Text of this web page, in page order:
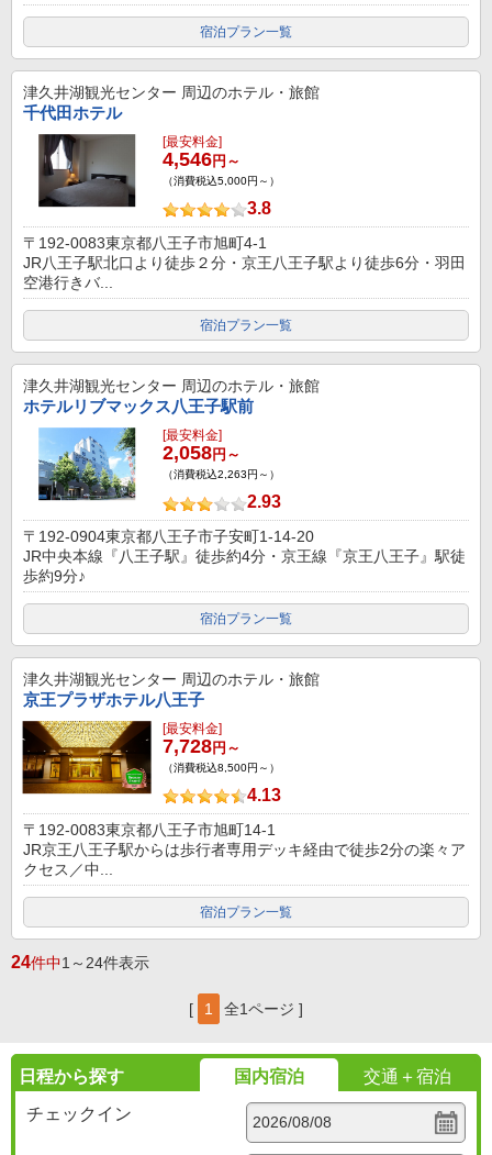
宿泊プラン一覧
津久井湖観光センター 周辺のホテル・旅館
千代田ホテル
[最安料金]
4,546円～
（消費税込5,000円～）
3.8
〒192-0083東京都八王子市旭町4-1
JR八王子駅北口より徒歩２分・京王八王子駅より徒歩6分・羽田
空港行きバ...
宿泊プラン一覧
津久井湖観光センター 周辺のホテル・旅館
ホテルリブマックス八王子駅前
[最安料金]
2,058円～
（消費税込2,263円～）
2.93
〒192-0904東京都八王子市子安町1-14-20
JR中央本線『八王子駅』徒歩約4分・京王線『京王八王子』駅徒
歩約9分♪
宿泊プラン一覧
津久井湖観光センター 周辺のホテル・旅館
京王プラザホテル八王子
[最安料金]
7,728円～
（消費税込8,500円～）
4.13
〒192-0083東京都八王子市旭町14-1
JR京王八王子駅からは歩行者専用デッキ経由で徒歩2分の楽々ア
クセス／中...
宿泊プラン一覧
24件中1～24件表示
[ 1 全1ページ ]
日程から探す 国内宿泊
交通＋宿泊
チェックイン